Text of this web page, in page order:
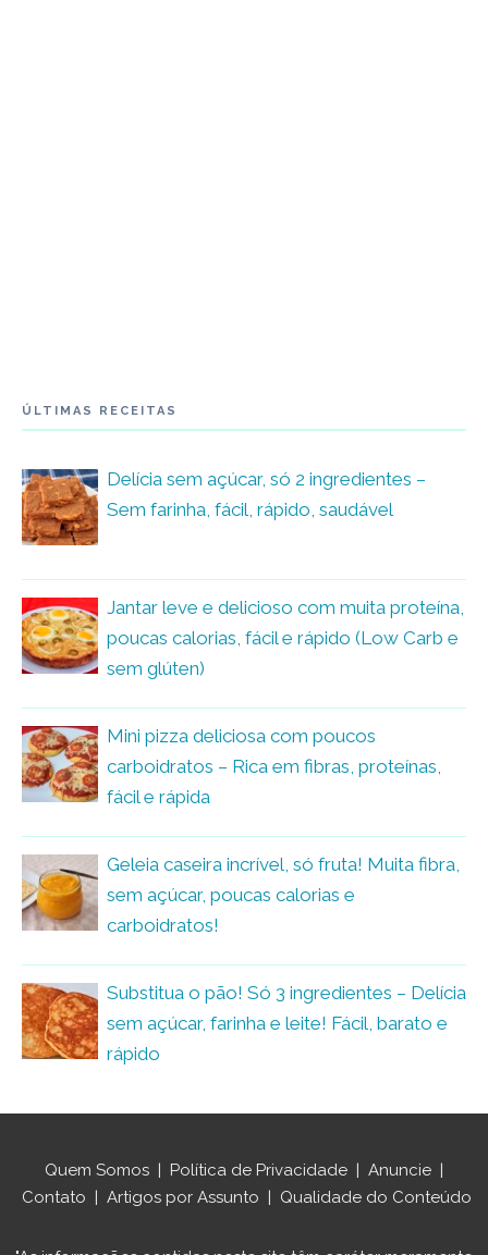
ÚLTIMAS RECEITAS
Delícia sem açúcar, só 2 ingredientes –
Sem farinha, fácil, rápido, saudável
Jantar leve e delicioso com muita proteína,
poucas calorias, fácil e rápido (Low Carb e
sem glúten)
Mini pizza deliciosa com poucos
carboidratos – Rica em fibras, proteínas,
fácil e rápida
Geleia caseira incrível, só fruta! Muita fibra,
sem açúcar, poucas calorias e
carboidratos!
Substitua o pão! Só 3 ingredientes – Delícia
sem açúcar, farinha e leite! Fácil, barato e
rápido
Quem Somos | Política de Privacidade | Anuncie |
Contato | Artigos por Assunto | Qualidade do Conteúdo